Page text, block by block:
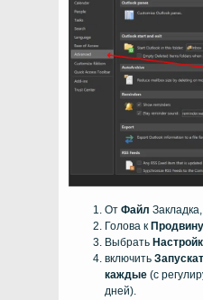
От Файл
Голова к
Выбрать
включить
каждые (с
дней).